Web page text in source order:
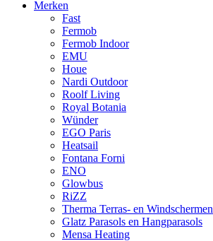
Merken
Fast
Fermob
Fermob Indoor
EMU
Houe
Nardi Outdoor
Roolf Living
Royal Botania
Wünder
EGO Paris
Heatsail
Fontana Forni
ENO
Glowbus
RiZZ
Therma Terras- en Windschermen
Glatz Parasols en Hangparasols
Mensa Heating